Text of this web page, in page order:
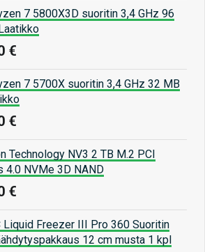
7 5800X3D suoritin 3,4 GHz 96
€
7 5700X suoritin 3,4 GHz 32 MB
€
Technology NV3 2 TB M.2 PCI
4.0 NVMe 3D NAND
€
Liquid Freezer III Pro 360 Suoritin
12 cm musta 1 kpl